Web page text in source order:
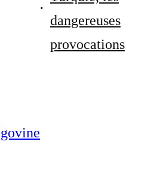
dangereuses
provocations